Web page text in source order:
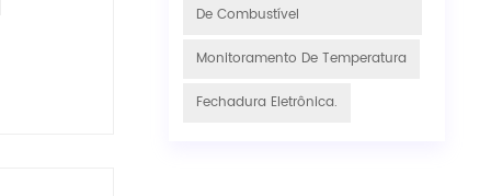
De Combustível
Monitoramento De Temperatura
Fechadura Eletrônica.